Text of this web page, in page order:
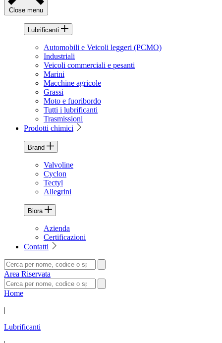
Close menu
Lubrificanti
Automobili e Veicoli leggeri (PCMO)
Industriali
Veicoli commerciali e pesanti
Marini
Macchine agricole
Grassi
Moto e fuoribordo
Tutti i lubrificanti
Trasmissioni
Prodotti chimici
Brand
Valvoline
Cyclon
Tectyl
Allegrini
Biora
Azienda
Certificazioni
Contatti
Area Riservata
Home
|
Lubrificanti